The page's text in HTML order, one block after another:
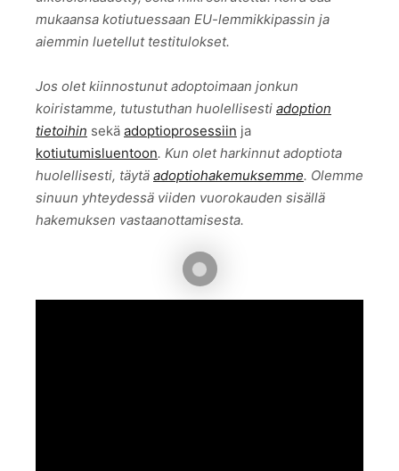
mukaansa kotiutuessaan EU-lemmikkipassin ja
aiemmin luetellut testitulokset.
Jos olet kiinnostunut adoptoimaan jonkun
koiristamme, tutustuthan huolellisesti adoption
tietoihin sekä adoptioprosessiin ja
kotiutumisluentoon. Kun olet harkinnut adoptiota
huolellisesti, täytä adoptiohakemuksemme. Olemme
sinuun yhteydessä viiden vuorokauden sisällä
hakemuksen vastaanottamisesta.